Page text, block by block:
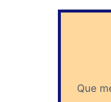
Que